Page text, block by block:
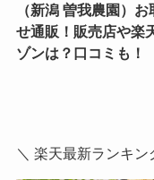
（新潟 曽我農園）お
せ通販！販売店や楽
ゾンは？口コミも！
＼ 楽天最新ランキン